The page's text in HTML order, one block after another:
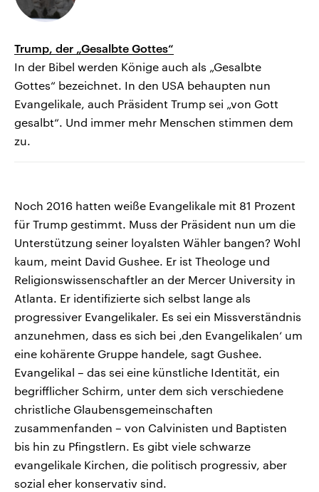
Trump, der „Gesalbte Gottes“
In der Bibel werden Könige auch als „Gesalbte
Gottes“ bezeichnet. In den USA behaupten nun
Evangelikale, auch Präsident Trump sei „von Gott
gesalbt“. Und immer mehr Menschen stimmen dem
zu.
Noch 2016 hatten weiße Evangelikale mit 81 Prozent
für Trump gestimmt. Muss der Präsident nun um die
Unterstützung seiner loyalsten Wähler bangen? Wohl
kaum, meint David Gushee. Er ist Theologe und
Religionswissenschaftler an der Mercer University in
Atlanta. Er identifizierte sich selbst lange als
progressiver Evangelikaler. Es sei ein Missverständnis
anzunehmen, dass es sich bei ‚den Evangelikalen‘ um
eine kohärente Gruppe handele, sagt Gushee.
Evangelikal – das sei eine künstliche Identität, ein
begrifflicher Schirm, unter dem sich verschiedene
christliche Glaubensgemeinschaften
zusammenfanden – von Calvinisten und Baptisten
bis hin zu Pfingstlern. Es gibt viele schwarze
evangelikale Kirchen, die politisch progressiv, aber
sozial eher konservativ sind.